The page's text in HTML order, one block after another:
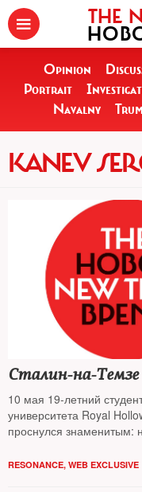
THE
Opinion
Portrait
Navalny
KANEV
Сталин-на-Темзе
10 мая 19-летний
университета Royal
проснулся знаменитым:
«вождя народов». Фото
RESONANCE, WEB EXCLUSIVE